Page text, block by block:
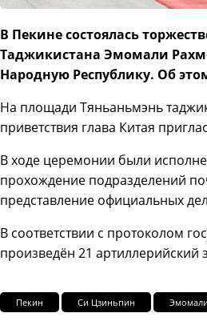
В Пекине состоялась
Таджикистана Эмомали
Народную Республику. Об
На площади Тяньаньмэнь
приветствия глава Китая
В ходе церемонии были
прохождение подразделений
представление официальных
В соответствии с протоколом
произведён 21 артиллерийский
Пекин Си Цзиньпин